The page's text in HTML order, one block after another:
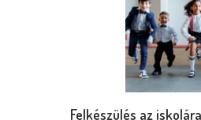
Felkészülés az iskolára